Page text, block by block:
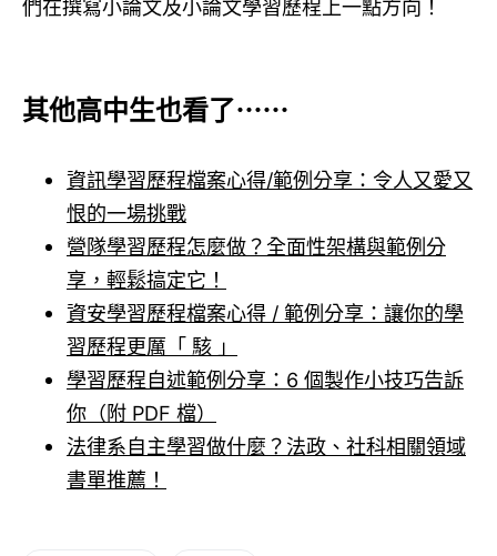
們在撰寫小論文及小論文學習歷程上一點方向！
其他高中生也看了⋯⋯
資訊學習歷程檔案心得/範例分享：令人又愛又
恨的一場挑戰
營隊學習歷程怎麼做？全面性架構與範例分
享，輕鬆搞定它！
資安學習歷程檔案心得 / 範例分享：讓你的學
習歷程更厲「 駭 」
學習歷程自述範例分享：6 個製作小技巧告訴
你（附 PDF 檔）
法律系自主學習做什麼？法政、社科相關領域
書單推薦！